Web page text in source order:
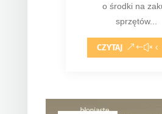
o środki na
sprzętów...
CZYTAJ